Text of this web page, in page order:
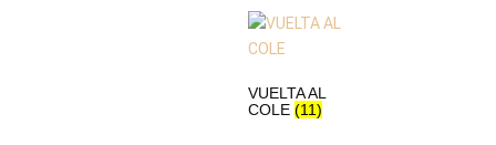
VUELTA AL
COLE (11)